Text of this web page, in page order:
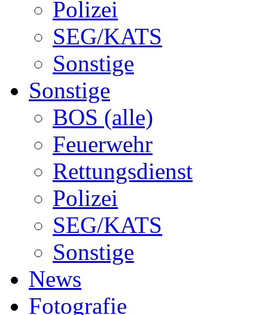
Polizei
SEG/KATS
Sonstige
Sonstige
BOS (alle)
Feuerwehr
Rettungsdienst
Polizei
SEG/KATS
Sonstige
News
Fotografie